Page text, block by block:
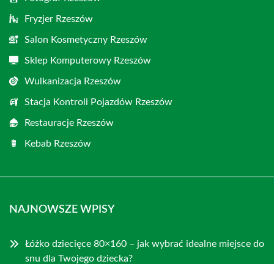
Fryzjer Rzeszów
Salon Kosmetyczny Rzeszów
Sklep Komputerowy Rzeszów
Wulkanizacja Rzeszów
Stacja Kontroli Pojazdów Rzeszów
Restauracje Rzeszów
Kebab Rzeszów
NAJNOWSZE WPISY
Łóżko dziecięce 80×160 – jak wybrać idealne miejsce do
snu dla Twojego dziecka?